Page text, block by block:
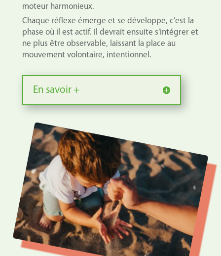
moteur harmonieux.
Chaque réflexe émerge et se développe, c’est la
phase où il est actif. Il devrait ensuite s’intégrer et
ne plus être observable, laissant la place au
mouvement volontaire, intentionnel.
En savoir +